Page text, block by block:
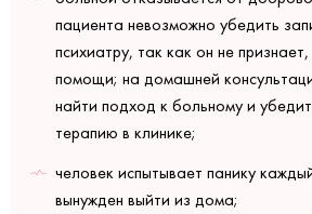
пациента невозможно убедить
психиатру, так как он не
помощи; на домашней
найти подход к больному и
терапию в клинике;
человек испытывает панику
вынужден выйти из дома;